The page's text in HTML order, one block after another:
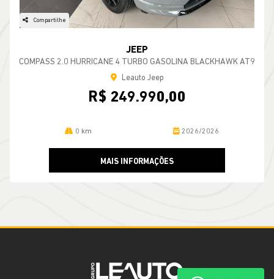
Compartilhe
JEEP
COMPASS 2.0 HURRICANE 4 TURBO GASOLINA BLACKHAWK AT9
Leauto Jeep
R$ 249.990,00
0 km 2026/2026
MAIS INFORMAÇÕES